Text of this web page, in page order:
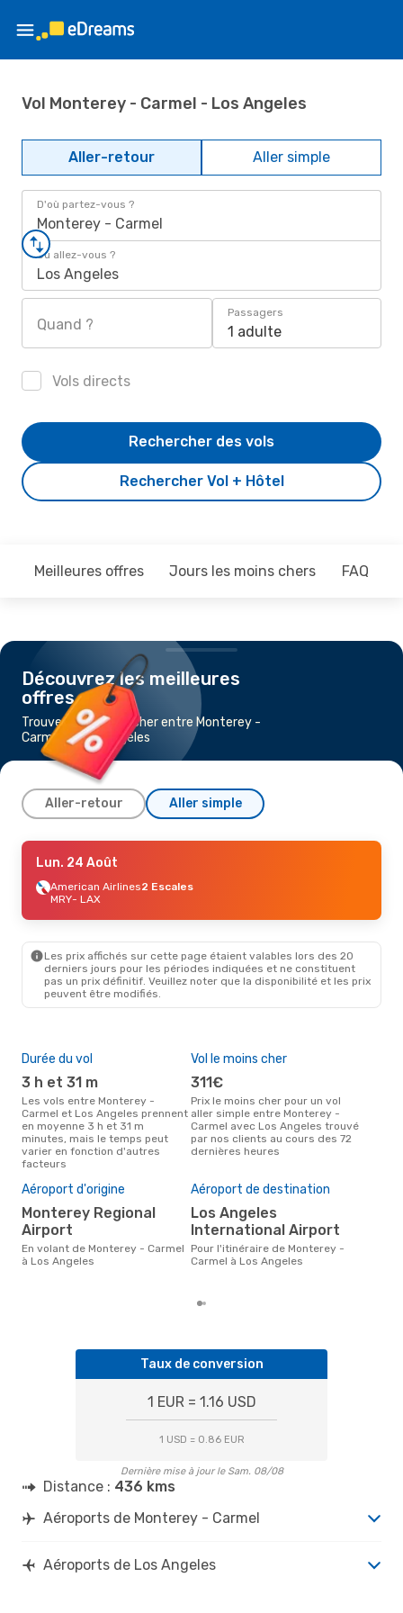
Vol Monterey - Carmel - Los Angeles
Aller-retour Aller simple
D'où partez-vous ?
Monterey - Carmel
Où allez-vous ?
Los Angeles
Quand ?
Passagers
1 adulte
Vols directs
Rechercher Vol + Hôtel
Rechercher des vols
Meilleures offres Jours les moins chers FAQ
Découvrez les meilleures
offres
Trouvez un vol pas cher entre Monterey -
Carmel et Los Angeles
Aller-retour Aller simple
Jeu. 27 Août- Dim. 30 Août
American Airlines2 Escales
MRY- LAX
LAX- MRY
Lun. 24 Août
American Airlines2 Escales
MRY- LAX
Les prix affichés sur cette page étaient valables lors des 20
derniers jours pour les périodes indiquées et ne constituent
pas un prix définitif. Veuillez noter que la disponibilité et les prix
peuvent être modifiés.
Durée du vol
3 h et 31 m
Les vols entre Monterey -
Carmel et Los Angeles prennent
en moyenne 3 h et 31 m
minutes, mais le temps peut
varier en fonction d'autres
facteurs
Vol le moins cher
311€
Prix le moins cher pour un vol
aller simple entre Monterey -
Carmel avec Los Angeles trouvé
par nos clients au cours des 72
dernières heures
Aéroport d'origine
Monterey Regional
Airport
En volant de Monterey - Carmel
à Los Angeles
Aéroport de destination
Los Angeles
International Airport
Pour l'itinéraire de Monterey -
Carmel à Los Angeles
Taux de conversion
1 EUR = 1.16 USD
1 USD = 0.86 EUR
Dernière mise à jour le Sam. 08/08
Distance : 436 kms
Aéroports de Monterey - Carmel
Aéroports de Los Angeles